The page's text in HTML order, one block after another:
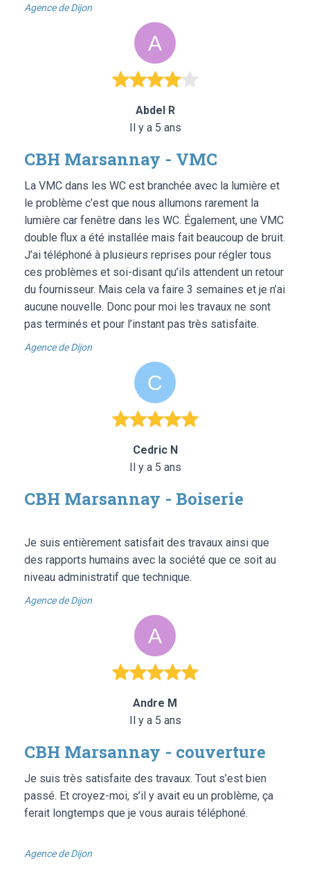
Agence de Dijon
Abdel R
Il y a 5 ans
CBH Marsannay - VMC
La VMC dans les WC est branchée avec la lumière et
le problème c’est que nous allumons rarement la
lumière car fenêtre dans les WC. Également, une VMC
double flux a été installée mais fait beaucoup de bruit.
J’ai téléphoné à plusieurs reprises pour régler tous
ces problèmes et soi-disant qu’ils attendent un retour
du fournisseur. Mais cela va faire 3 semaines et je n’ai
aucune nouvelle. Donc pour moi les travaux ne sont
pas terminés et pour l’instant pas très satisfaite.
Agence de Dijon
Cedric N
Il y a 5 ans
CBH Marsannay - Boiserie
Je suis entièrement satisfait des travaux ainsi que
des rapports humains avec la société que ce soit au
niveau administratif que technique.
Agence de Dijon
Andre M
Il y a 5 ans
CBH Marsannay - couverture
Je suis très satisfaite des travaux. Tout s’est bien
passé. Et croyez-moi, s’il y avait eu un problème, ça
ferait longtemps que je vous aurais téléphoné.
Agence de Dijon